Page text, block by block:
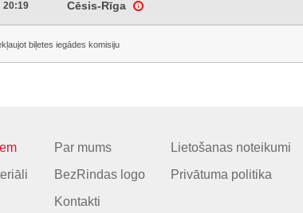
20:19 Cēsis-Rīga
biļetes iegādes komisiju
Par mums
BezRindas logo
Kontakti
Lietošanas noteikumi
Privātuma politika